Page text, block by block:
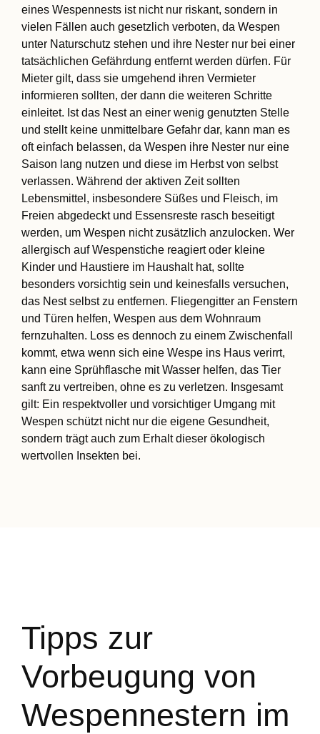
eines Wespennests ist nicht nur riskant, sondern in
vielen Fällen auch gesetzlich verboten, da Wespen
unter Naturschutz stehen und ihre Nester nur bei einer
tatsächlichen Gefährdung entfernt werden dürfen. Für
Mieter gilt, dass sie umgehend ihren Vermieter
informieren sollten, der dann die weiteren Schritte
einleitet. Ist das Nest an einer wenig genutzten Stelle
und stellt keine unmittelbare Gefahr dar, kann man es
oft einfach belassen, da Wespen ihre Nester nur eine
Saison lang nutzen und diese im Herbst von selbst
verlassen. Während der aktiven Zeit sollten
Lebensmittel, insbesondere Süßes und Fleisch, im
Freien abgedeckt und Essensreste rasch beseitigt
werden, um Wespen nicht zusätzlich anzulocken. Wer
allergisch auf Wespenstiche reagiert oder kleine
Kinder und Haustiere im Haushalt hat, sollte
besonders vorsichtig sein und keinesfalls versuchen,
das Nest selbst zu entfernen. Fliegengitter an Fenstern
und Türen helfen, Wespen aus dem Wohnraum
fernzuhalten. Loss es dennoch zu einem Zwischenfall
kommt, etwa wenn sich eine Wespe ins Haus verirrt,
kann eine Sprühflasche mit Wasser helfen, das Tier
sanft zu vertreiben, ohne es zu verletzen. Insgesamt
gilt: Ein respektvoller und vorsichtiger Umgang mit
Wespen schützt nicht nur die eigene Gesundheit,
sondern trägt auch zum Erhalt dieser ökologisch
wertvollen Insekten bei.
Tipps zur
Vorbeugung von
Wespennestern im